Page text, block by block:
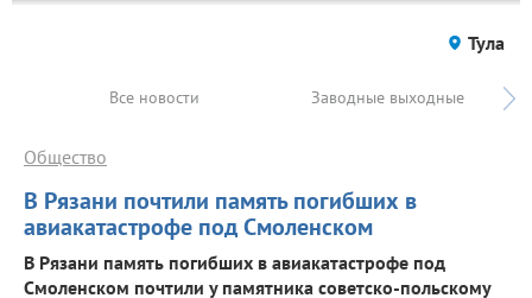
Тула
Все новости Заводные выходные
В Рязани почтили память погибших в
авиакатастрофе под Смоленском
Общество
В Рязани память погибших в авиакатастрофе под
Смоленском почтили у памятника советско-польскому